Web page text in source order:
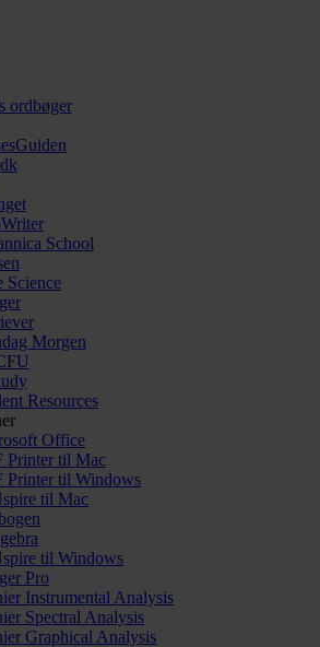
ordbøger
School
Science
Morgen
Resources
Office
Printer til Mac
Printer til Windows
til Mac
til Windows
Pro
Instrumental Analysis
Spectral Analysis
Graphical Analysis